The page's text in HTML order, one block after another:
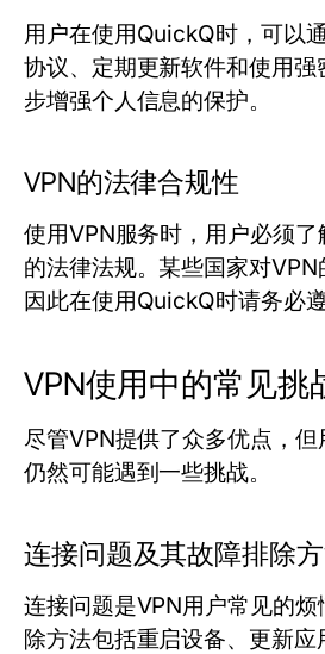
用户在使用QuickQ时，可以
协议、定期更新软件和使用强
步增强个人信息的保护。
VPN的法律合规性
使用VPN服务时，用户必须
的法律法规。某些国家对VPN
因此在使用QuickQ时请务必
VPN使用中的常见挑
尽管VPN提供了众多优点，
仍然可能遇到一些挑战。
连接问题及其故障排除
连接问题是VPN用户常见的
除方法包括重启设备、更新应